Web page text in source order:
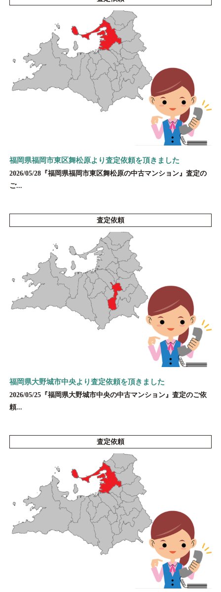
福岡県福岡市東区舞松原より査定依頼を頂きました
2026/05/28『福岡県福岡市東区舞松原の中古マンション』査定の
ご...
査定依頼
福岡県大野城市中央より査定依頼を頂きました
2026/05/25『福岡県大野城市中央の中古マンション』査定のご依
頼...
査定依頼